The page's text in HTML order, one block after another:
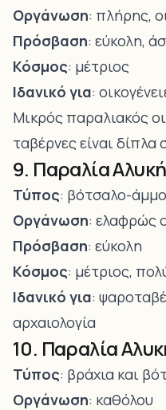
Οργάνωση: πλήρης,
Πρόσβαση: εύκολη,
Κόσμος: μέτριος
Ιδανικό για:
Μικρός παραλιακός
ταβέρνες είναι δίπλα
9. Παραλία
Τύπος: βότσαλο-
Οργάνωση: ελαφρώς
Πρόσβαση: εύκολη
Κόσμος: μέτριος,
Ιδανικό για:
αρχαιολογία
10. Παραλία
Τύπος: βράχια και
Οργάνωση: καθόλου